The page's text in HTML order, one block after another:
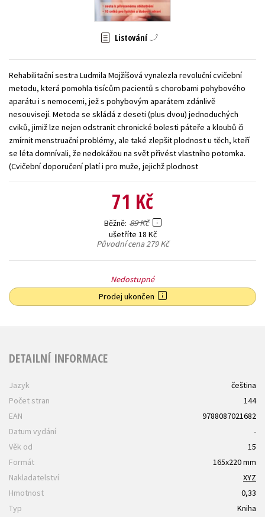
Zahraniční literatura
Všechny tituly
Listování
Rehabilitační sestra Ludmila Mojžíšová vynalezla revoluční cvičební
metodu, která pomohla tisícům pacientů s chorobami pohybového
aparátu i s nemocemi, jež s pohybovým aparátem zdánlivě
nesouvisejí. Metoda se skládá z deseti (plus dvou) jednoduchých
cviků, jimiž lze nejen odstranit chronické bolesti páteře a kloubů či
zmírnit menstruační problémy, ale také zlepšit plodnost u těch, kteří
se léta domnívali, že nedokážou na svět přivést vlastního potomka.
(Cvičební doporučení platí i pro muže, jejichž plodnost
71 Kč
Běžně 89 Kč
ušetříte 18 Kč
Původní cena279 Kč
Nedostupné
Prodej ukončen
DETAILNÍ INFORMACE
Jazyk
čeština
Počet stran
144
EAN
9788087021682
Datum vydání
-
Věk od
15
Formát
165x220 mm
Nakladatelství
XYZ
Hmotnost
0,33
Typ
Kniha